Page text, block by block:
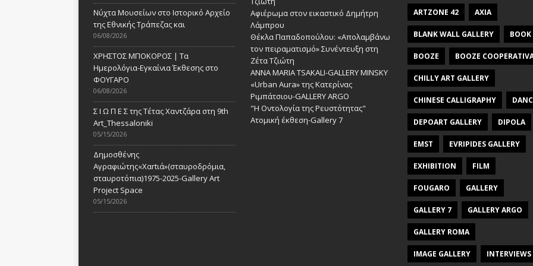
Νύχτα Μουσείων στο Ιστορικό Αρχείο
της Εθνικής Τράπεζας και
06/08/2026
ΧΡΗΣΤΟΣ ΜΠΟΚΟΡΟΣ | Τα
Ημερολόγια-Εγκαίνια Έκθεσης στο
ΦΟΥΓΑΡΟ
06/08/2026
Σ Ι Ω Π Ε Σ της Τέτας Χαντζάρα στη 9th
Art_Thessaloniki
05/15/2026
Δημοσθένης
Αγραφιώτης«Xαrtιά»(σταυροδρόμια,
σταυροτόπια)1975-2025-Gallery Art
Project Space
05/15/2026
Αφιέρωμα στον εικαστικό Δημήτρη
Λάμπρου
Θέκλα Παπαδοπούλου: «Απολαμβάνω
τον πειραματισμό» Συνέντευξη στη
Ζέτα Τζιώτη
ANNA MARIA TSAKALI-GALLERY MINSKY
«Urban Aura» της Κατερίνας
Ριμπάτσιου-GALLERY ARGO
"Η Οντολογία της Ρευστότητας"
Ατομική έκθεση-Gallery 7
ARTZONE 42 AXIA
BLANK WALL GALLERY BOOK
BOOZE BOOZE
CHILLY ART GALLERY
CHINESE CALLIGRAPHY
DEPOART GALLERY DIPOLA
EMST EVRIPIDES GALLERY
EXHIBITION FILM
FOUGARO GALLERY
GALLERY 7 GALLERY ARGO
GALLERY ROMA
IMAGE GALLERY INTERVIEWS